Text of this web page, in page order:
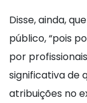
Disse, ainda,
público, “pois
por
significativa de
atribuições no